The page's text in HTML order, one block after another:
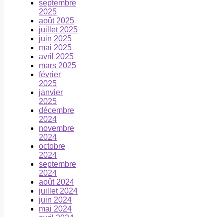
septembre
2025
août 2025
juillet 2025
juin 2025
mai 2025
avril 2025
mars 2025
février
2025
janvier
2025
décembre
2024
novembre
2024
octobre
2024
septembre
2024
août 2024
juillet 2024
juin 2024
mai 2024